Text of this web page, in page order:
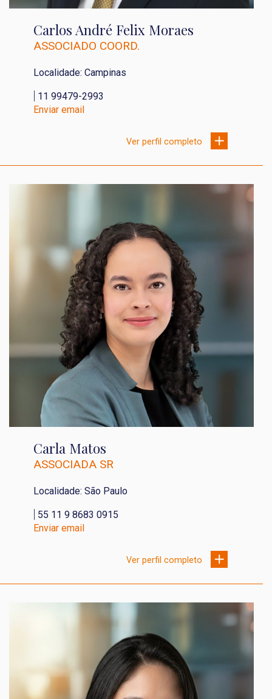
Carlos André Felix Moraes
ASSOCIADO COORD.
Localidade: Campinas
11 99479-2993
Enviar email
Ver perfil completo
Carla Matos
ASSOCIADA SR
Localidade: São Paulo
55 11 9 8683 0915
Enviar email
Ver perfil completo